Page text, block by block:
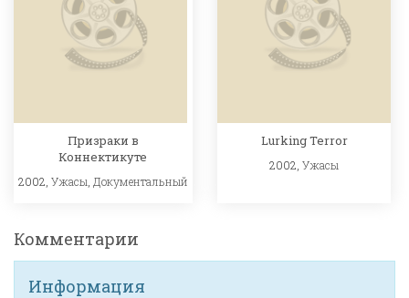
Призраки в
Коннектикуте
2002, Ужасы Документальный
Lurking Terror
2002,Ужасы
Комментарии
Информация